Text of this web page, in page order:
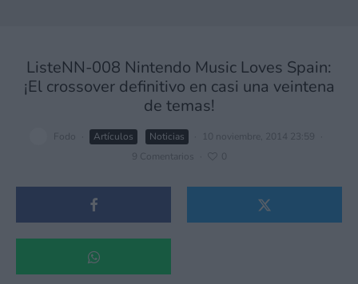
ListeNN-008 Nintendo Music Loves Spain:
¡El crossover definitivo en casi una veintena
de temas!
Fodo Artículos Noticias 10 noviembre, 2014 23:59
9 Comentarios
0